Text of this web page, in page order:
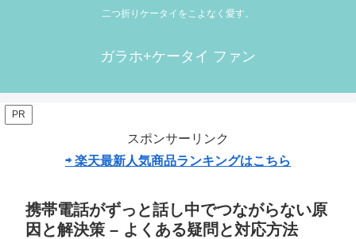
二つ折りケータイをこよなく愛す。
ガラホ+ケータイ ファン
PR
スポンサーリンク
⇨ 楽天最新人気商品ランキングはこちら
携帯電話がずっと話し中でつながらない原
因と解決策 – よくある疑問と対応方法